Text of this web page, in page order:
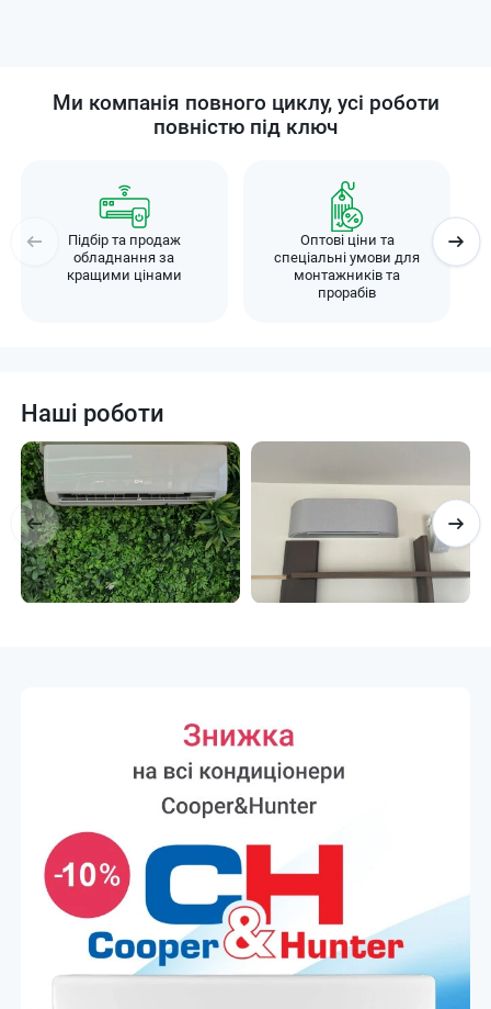
Ми компанія повного циклу, усі роботи
повністю під ключ
Підбір та продаж
обладнання за
кращими цінами
Оптові ціни та
спеціальні умови для
монтажників та
прорабів
Наші роботи